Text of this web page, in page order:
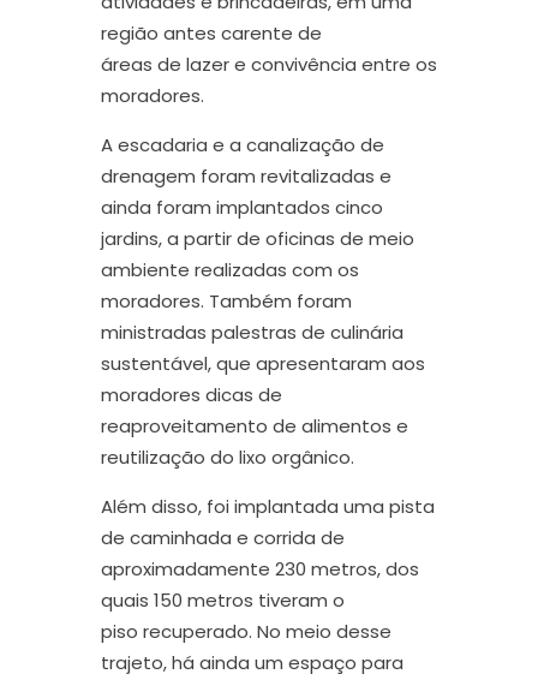
região antes carente de
áreas de lazere convivência entre os
moradores.
A escadaria e a canalização de
drenagem foram revitalizadas e
ainda foram implantados cinco
jardins, a partir de oficinas de meio
ambiente realizadas com os
moradores. Também foram
ministradas palestras de culinária
sustentável, que apresentaram aos
moradores dicas de
reaproveitamento de alimentos e
reutilização do lixo orgânico.
Além disso, foi implantada uma pista
de caminhada e corrida de
aproximadamente 230 metros,dos
quais 150 metros tiveram o
piso recuperado. No meio desse
trajeto,há ainda um espaço para